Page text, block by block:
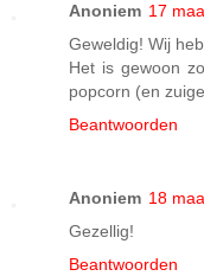
Anoniem 17
Geweldig! Wij
Het is gewoon
popcorn (en
Beantwoorden
Anoniem 18
Gezellig!
Beantwoorden